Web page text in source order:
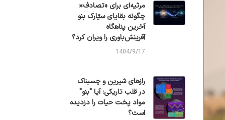
مرثیه‌ای برای «تصادف»:
چگونه بقایای سیّارک بنو
آخرین پناهگاه
آفرینش‌باوری را ویران کرد؟
1404/9/17
رازهای شیرین و چسبناک
در قلب تاریکی: آیا "بنو"
مواد پخت حیات را دزدیده
است؟